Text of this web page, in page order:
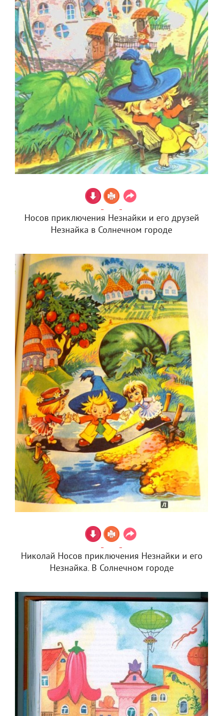
Носов приключения Незнайки и его друзей
Незнайка в Солнечном городе
Николай Носов приключения Незнайки и его
Незнайка. В Солнечном городе